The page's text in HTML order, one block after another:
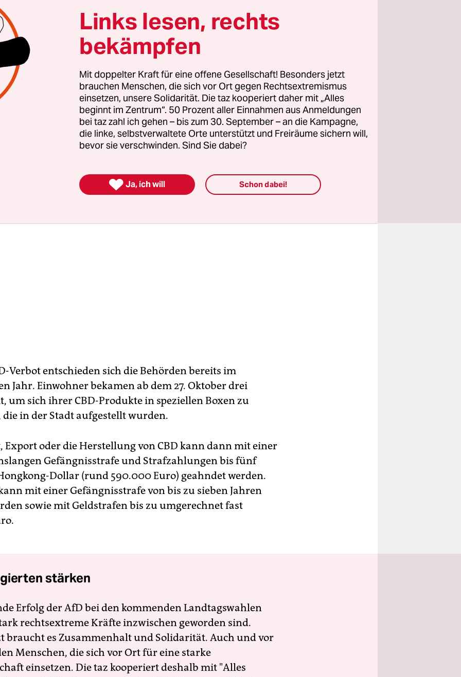
CBD von Anfang Februar an als gefährliche Droge
werde und gesetzlich entsprechend eingestuft sei.
sagen
, das aus der Cannabispflanze gewonnene CBD –
– könne eine Reihe von Beschwerden, etwa Angstgefühle,
sorge anders alssein berühmterer „Cousin“ THC– der
Cannabis-Wirkstoff Tetrahydrocannabinol – bei
für das sogenannte High. THC war in Hongkong
illegal. Das nichtpsychoaktive CBD durfte dagegen
werden. Bars und Geschäfte boten entsprechende
Verbot entschieden sich die Behörden bereits im
Jahr. Einwohner bekamen ab dem 27. Oktober drei
um sich ihrer CBD-Produkte in speziellen Boxen zu
in der Stadt aufgestellt wurden.
Export oder die Herstellung von CBD kann dann mit einer
Gefängnisstrafe und Strafzahlungen bis fünf
Dollar (rund 590.000 Euro) geahndet werden.
mit einer Gefängnisstrafe von bis zu sieben Jahren
sowie mit Geldstrafen bis zu umgerechnet fast
stärken
Erfolg der AfD bei den kommenden Landtagswahlen
rechtsextreme Kräfte inzwischen geworden sind.
braucht es Zusammenhalt und Solidarität. Auch und vor
Menschen, die sich vor Ort für eine starke
einsetzen. Die taz kooperiert deshalb mit "Alles
Links lesen, rechts
bekämpfen
Mit doppelter Kraft für eine offene Gesellschaft! Besonders jetzt
brauchen Menschen, die sich vor Ort gegen Rechtsextremismus
einsetzen, unsere Solidarität. Die taz kooperiert daher mit „Alles
beginnt im Zentrum“. 50 Prozent aller Einnahmen aus Anmeldungen
bei taz zahl ich gehen – bis zum 30. September – an die Kampagne,
die linke, selbstverwaltete Orte unterstützt und Freiräume sichern will,
bevor sie verschwinden. Sind Sie dabei?
 Ja, ich will Schon dabei!